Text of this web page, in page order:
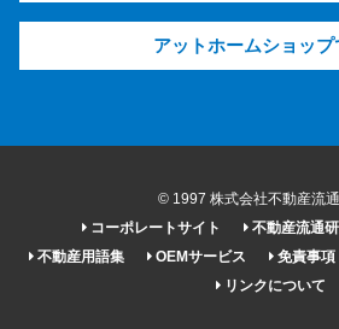
アットホームショップ
© 1997 株式会社不動産流
コーポレートサイト
不動産流通
不動産用語集
OEMサービス 免責事項
リンクについて